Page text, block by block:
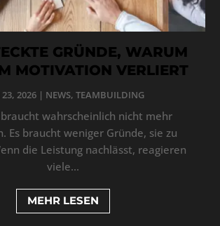
GRÜNDE, WARUM
MOTIVATION VERLIERT
23, 2026| NEWS, TEAMBUILDING
wahrscheinlich nicht mehr
Es braucht weniger Gründe, sie zu
die Leistung nachlässt, reagieren
viele...
MEHR LESEN